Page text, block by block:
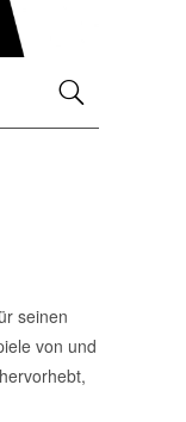
seinen
von und